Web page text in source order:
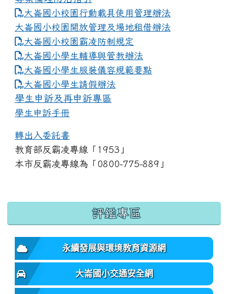
大崙國小校園行動載具使用管理辦法
大崙國小校園開放管理及場地租借辦法
大崙國小校園霸凌防制規定
大崙國小學生輔導與管教辦法
大崙國小學生服裝儀容規範要點
link to https://www.dles.tyc.edu.tw/uploads/
大崙國小學生請假辦法
學生申訴及再申訴專區
學生申訴手冊
轉出入委託書
教育部反霸凌專線「1953」
本市反霸凌專線為「0800-775-889」
:::
評鑑專區
永續發展與環境教育資源網
大崙國小交通安全網